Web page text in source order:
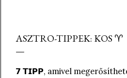
ASZTRO-TIPPEK: KOS ♈
𝟳 𝗧𝗜𝗣𝗣, amivel